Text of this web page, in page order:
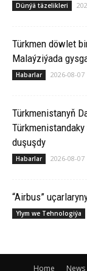
Dünýä täzelikleri
Türkmen döwlet
Malaýziýada
Habarlar 2026-08-07
Türkmenistanyň
duşuşdy
Habarlar 2026-08-07
“Airbus”
Ylym we Tehnologiýa
Home News